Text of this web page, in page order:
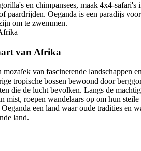
en chimpansees, maak 4x4-
paardrijden. Oeganda is een paradijs
om te zwemmen.
van Afrika
van fascinerende
tropische bossen bewoond door
die de lucht bevolken. Langs de
roepen wandelaars op om hun
een land waar oude tradities en
land.